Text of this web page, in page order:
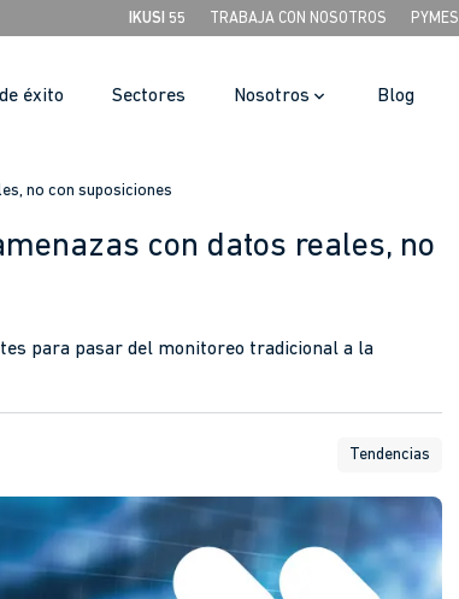
IKUSI 55 TRABAJA CON NOSOTROS PYMES
éxito Sectores Nosotros Blog
no con suposiciones
con datos reales, no
para pasar del monitoreo tradicional a la
Tendencias